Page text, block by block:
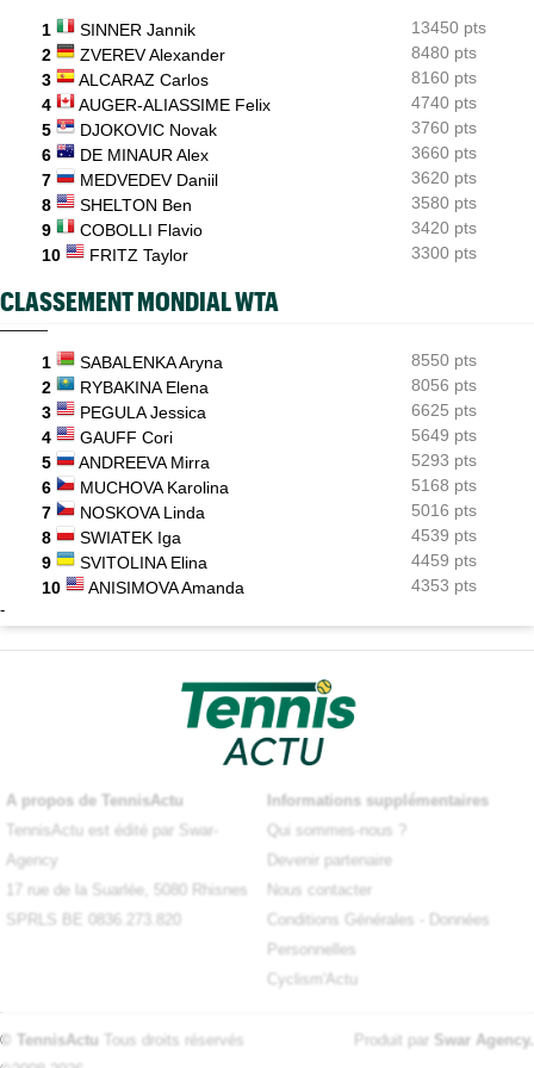
05/08
Next Gen ATP Finals
Moïse Kouame peut faire mieux que Sinner et Alcaraz
05/08
US Open
Le calendrier ATP et WTA jusqu'à l'US Open 2026
1 SINNER Jannik
13450 pts
2
ZVEREV Alexander
8480 pts
3
ALCARAZ Carlos
8160 pts
4
AUGER-ALIASSIME Felix
4740 pts
5
DJOKOVIC Novak
3760 pts
6
DE MINAUR Alex
3660 pts
7
MEDVEDEV Daniil
3620 pts
8
SHELTON Ben
3580 pts
9
COBOLLI Flavio
3420 pts
10
FRITZ Taylor 3300 pts
CLASSEMENT MONDIAL WTA
1 SABALENKA Aryna
8550 pts
2
RYBAKINA Elena
8056 pts
3
PEGULA Jessica
6625 pts
4
GAUFF Cori
5649 pts
5
ANDREEVA Mirra
5293 pts
6
MUCHOVA Karolina
5168 pts
7
NOSKOVA Linda
5016 pts
8
SWIATEK Iga
4539 pts
9
SVITOLINA Elina
4459 pts
10
ANISIMOVA Amanda 4353 pts
-
A propos de TennisActu
TennisActu est édité par Swar-
Agency
17 rue de la Suarlée, 5080 Rhisnes
SPRLS BE 0836.273.820
Informations supplémentaires
Qui sommes-nous ?
Devenir partenaire
Nous contacter
Conditions Générales
Données
Personnelles
Cyclism'Actu
© TennisActu Tous droits réservés
Produit par Swar Agency.